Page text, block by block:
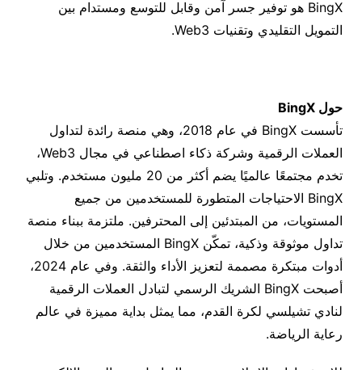
BingX هو توفير جسر آمن وقابل للتوسع ومستدام بين
التمويل التقليدي وتقنيات Web3.
حول BingX
تأسست BingX في عام 2018، وهي منصة رائدة لتداول
العملات الرقمية وشركة ذكاء اصطناعي في مجال Web3،
تخدم مجتمعًا عالميًا يضم أكثر من 20 مليون مستخدم. وتلبي
BingX الاحتياجات المتطورة للمستخدمين من جميع
المستويات، من المبتدئين إلى المحترفين. ملتزمة ببناء منصة
تداول موثوقة وذكية، تمكّن BingX المستخدمين من خلال
أدوات مبتكرة مصممة لتعزيز الأداء والثقة. وفي عام 2024،
أصبحت BingX الشريك الرسمي لتبادل العملات الرقمية
لنادي تشيلسي لكرة القدم، مما يمثل بداية مميزة في عالم
رعاية الرياضة.